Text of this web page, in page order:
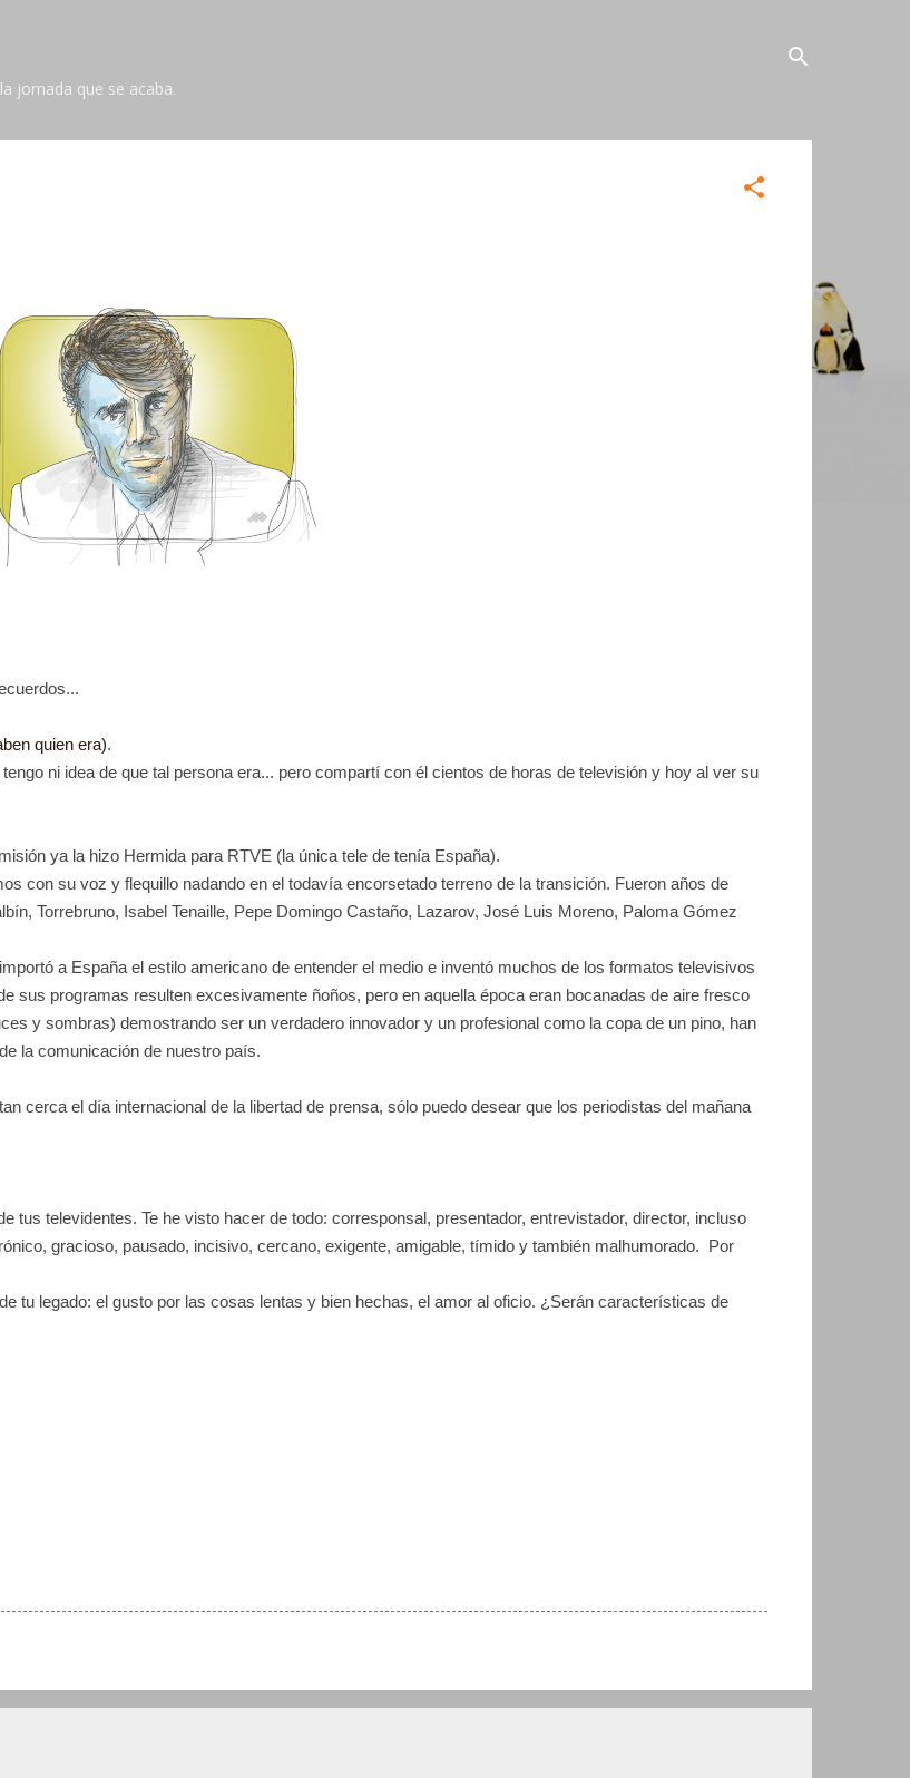
jornada que se acaba.
quien era).
ni idea de que tal persona era... pero compartí con él cientos de horas de televisión y hoy al ver su
ya la hizo Hermida para RTVE (la única tele de tenía España).
con su voz y flequillo nadando en el todavía encorsetado terreno de la transición. Fueron años de
Torrebruno, Isabel Tenaille, Pepe Domingo Castaño, Lazarov, José Luis Moreno, Paloma Gómez
a España el estilo americano de entender el medio e inventó muchos de los formatos televisivos
sus programas resulten excesivamente ñoños, pero en aquella época eran bocanadas de aire fresco
y sombras) demostrando ser un verdadero innovador y un profesional como la copa de un pino, han
la comunicación de nuestro país.
cerca el día internacional de la libertad de prensa, sólo puedo desear que los periodistas del mañana
tus televidentes. Te he visto hacer de todo: corresponsal, presentador, entrevistador, director, incluso
gracioso, pausado, incisivo, cercano, exigente, amigable, tímido y también malhumorado. Por
tu legado: el gusto por las cosas lentas y bien hechas, el amor al oficio. ¿Serán características de